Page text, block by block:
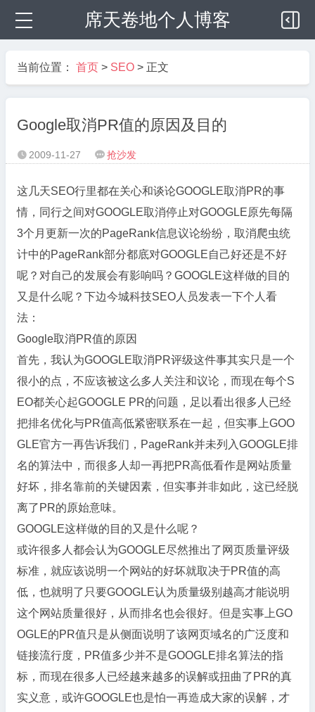
席天卷地个人博客
当前位置： 首页 > SEO > 正文
Google取消PR值的原因及目的
 2009-11-27  抢沙发
这几天SEO行里都在关心和谈论GOOGLE取消PR的事
情，同行之间对GOOGLE取消停止对GOOGLE原先每隔
3个月更新一次的PageRank信息议论纷纷，取消爬虫统
计中的PageRank部分都底对GOOGLE自己好还是不好
呢？对自己的发展会有影响吗？GOOGLE这样做的目的
又是什么呢？下边今城科技SEO人员发表一下个人看
法：
Google取消PR值的原因
首先，我认为GOOGLE取消PR评级这件事其实只是一个
很小的点，不应该被这么多人关注和议论，而现在每个S
EO都关心起GOOGLE PR的问题，足以看出很多人已经
把排名优化与PR值高低紧密联系在一起，但实事上GOO
GLE官方一再告诉我们，PageRank并未列入GOOGLE排
名的算法中，而很多人却一再把PR高低看作是网站质量
好坏，排名靠前的关键因素，但实事并非如此，这已经脱
离了PR的原始意味。
GOOGLE这样做的目的又是什么呢？
或许很多人都会认为GOOGLE尽然推出了网页质量评级
标准，就应该说明一个网站的好坏就取决于PR值的高
低，也就明了只要GOOGLE认为质量级别越高才能说明
这个网站质量很好，从而排名也会很好。但是实事上GO
OGLE的PR值只是从侧面说明了该网页域名的广泛度和
链接流行度，PR值多少并不是GOOGLE排名算法的指
标，而现在很多人已经越来越多的误解或扭曲了PR的真
实义意，或许GOOGLE也是怕一再造成大家的误解，才